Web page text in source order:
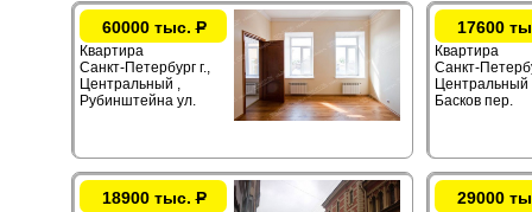
60000 тыс.Р
Квартира
Санкт-Петербург г.,
Центральный ,
Рубинштейна ул.
17600
Квартира
Санкт-
Центральный
Басков пер.
18900 тыс.Р 29000